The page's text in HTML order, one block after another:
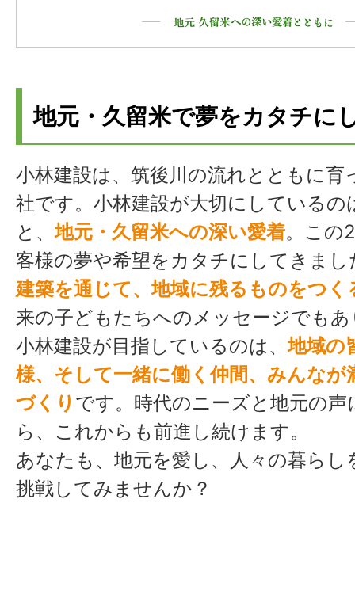
地元・久留米で夢をカタチに
小林建設は、筑後川の流れとともに育
社です。小林建設が大切にしているの
と、地元・久留米への深い愛着。この
客様の夢や希望をカタチにしてきまし
建築を通じて、地域に残るものをつく
来の子どもたちへのメッセージでも
小林建設が目指しているのは、地域の
様、そして一緒に働く仲間、みんなが
づくり です。時代のニーズと地元の
ら、これからも前進し続けます。
あなたも、地元を愛し、人々の暮らし
挑戦してみませんか？